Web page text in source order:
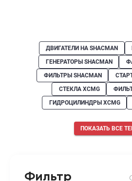
ДВИГАТЕЛИ НА SHACMAN
ГЕНЕРАТОРЫ SHACMAN
ФИЛЬТРЫ SHACMAN
СТЕКЛА XCMG
ГИДРОЦИЛИНДРЫ XCMG
ПОКАЗАТЬ ВСЕ
Фильтр